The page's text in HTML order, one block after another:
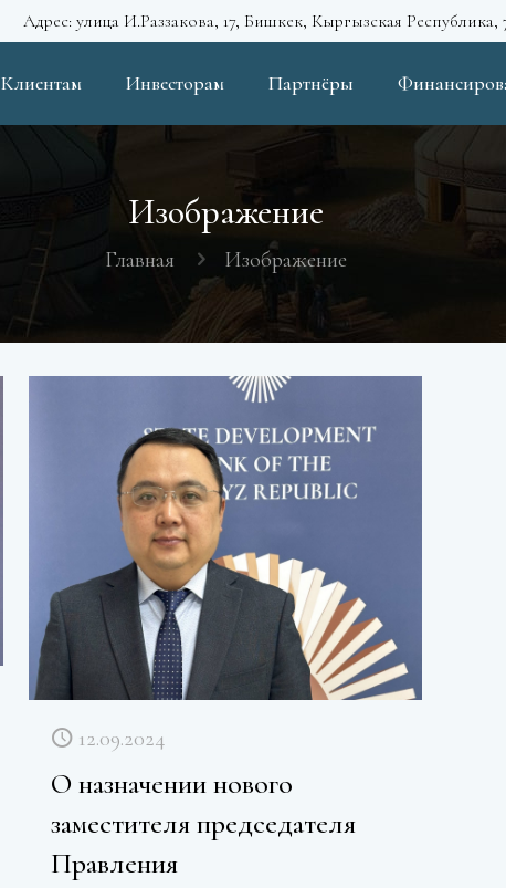
Адрес: улица И.Раззакова, 17, Бишкек, Кыргызская Республика,
Клиентам Инвесторам Партнёры
Изображение
Главная Изображение
12.09.2024
О назначении нового
заместителя председателя
Правления